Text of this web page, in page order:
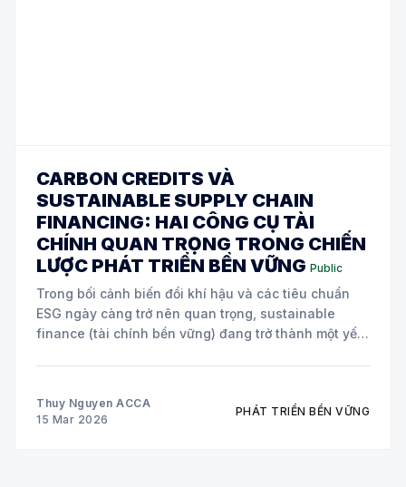
CARBON CREDITS VÀ
SUSTAINABLE SUPPLY CHAIN
FINANCING: HAI CÔNG CỤ TÀI
CHÍNH QUAN TRỌNG TRONG CHIẾN
LƯỢC PHÁT TRIỂN BỀN VỮNG Public
Trong bối cảnh biến đổi khí hậu và các tiêu chuẩn
ESG ngày càng trở nên quan trọng, sustainable
finance (tài chính bền vững) đang trở thành một yếu
Thuy Nguyen ACCA
15 Mar 2026
PHÁT TRIỂN BỀN VỮNG